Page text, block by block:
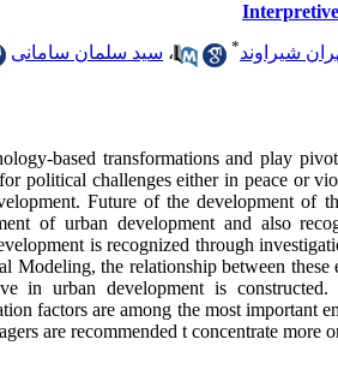
شیراوند* ، سید سلمان سامانی
based transformations and play
political challenges either in peace or
Future of the development of
of urban development and also
is recognized through
Modeling, the relationship between
in urban development is
factors are among the most important
are recommended t concentrate more